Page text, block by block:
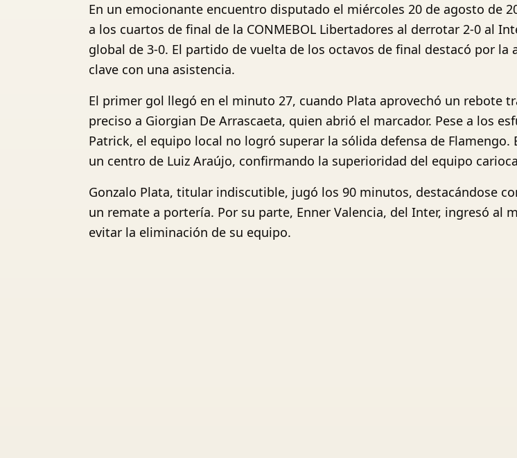
En un emocionante encuentro disputado el miércoles 20 de agosto de
a los cuartos de final de la CONMEBOL Libertadores al derrotar 2-0 al
global de 3-0. El partido de vuelta de los octavos de final destacó por
clave con una asistencia.
El primer gol llegó en el minuto 27, cuando Plata aprovechó un rebote
preciso a Giorgian De Arrascaeta, quien abrió el marcador. Pese a los
Patrick, el equipo local no logró superar la sólida defensa de
un centro de Luiz Araújo, confirmando la superioridad del equipo
Gonzalo Plata, titular indiscutible, jugó los 90 minutos, destacándose
un remate a portería. Por su parte, Enner Valencia, del Inter, ingresó
evitar la eliminación de su equipo.